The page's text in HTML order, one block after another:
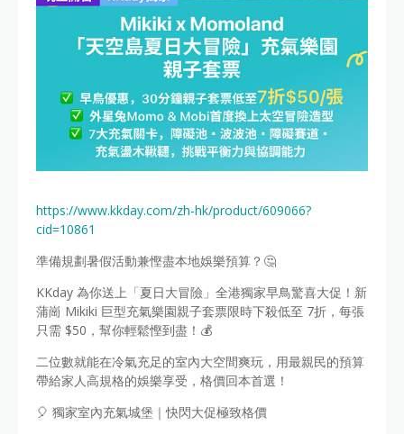
https://www.kkday.com/zh-hk/product/609066?
cid=10861
準備規劃暑假活動兼慳盡本地娛樂預算？🤔
KKday 為你送上「夏日大冒險」全港獨家早鳥驚喜大促！新
蒲崗 Mikiki 巨型充氣樂園親子套票限時下殺低至 7折，每張
只需 $50，幫你輕鬆慳到盡！💰
二位數就能在冷氣充足的室內大空間爽玩，用最親民的預算
帶給家人高規格的娛樂享受，格價回本首選！
🎈 獨家室內充氣城堡｜快閃大促極致格價